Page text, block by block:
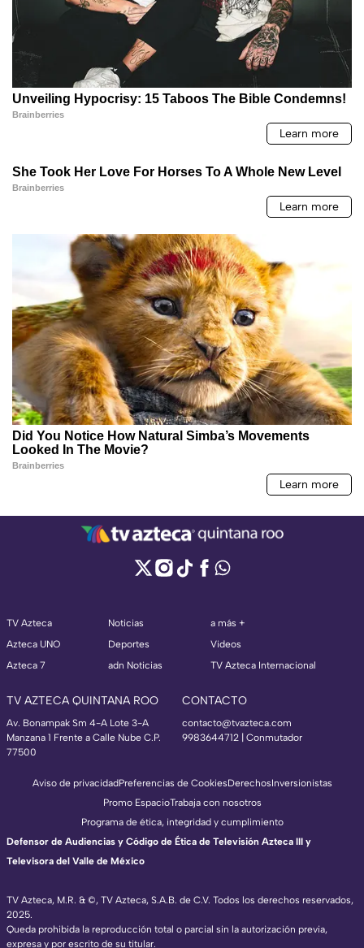
TV Azteca
Azteca UNO
Azteca 7
Noticias
Deportes
adn Noticias
a más +
Videos
TV Azteca Internacional
TV AZTECA QUINTANA ROO
Av. Bonampak Sm 4-A Lote 3-A
Manzana 1 Frente a Calle Nube C.P.
77500
CONTACTO
contacto@tvazteca.com
9983644712 | Conmutador
TV Azteca, M.R. & ©, TV Azteca, S.A.B. de C.V. Todos los derechos reservados,
2025.
Queda prohibida la reproducción total o parcial sin la autorización previa,
expresa y por escrito de su titular.
Aviso de privacidadPreferencias de CookiesDerechosInversionistas
Promo EspacioTrabaja con nosotros
Programa de ética, integridad y cumplimiento
Defensor de Audiencias y Código de Ética de Televisión Azteca III y
Televisora del Valle de México